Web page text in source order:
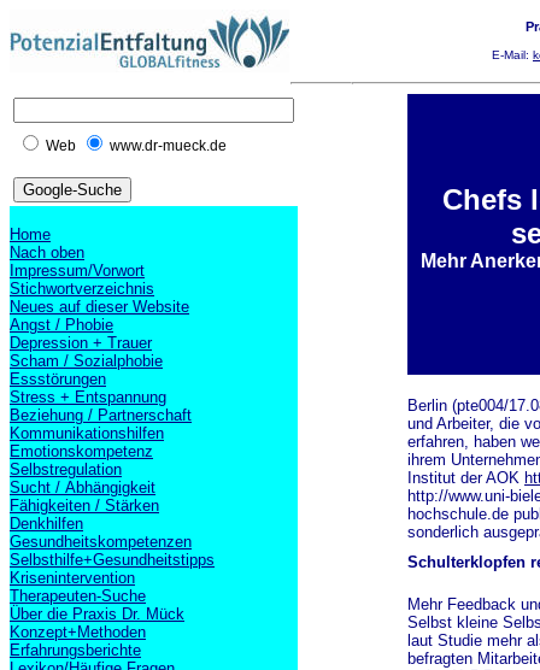
E-Mail:
Web www.dr-mueck.de
Home
Nach oben
Impressum/Vorwort
Stichwortverzeichnis
Neues auf dieser Website
Angst / Phobie
Depression + Trauer
Scham / Sozialphobie
Essstörungen
Stress + Entspannung
Beziehung / Partnerschaft
Kommunikationshilfen
Emotionskompetenz
Selbstregulation
Sucht / Abhängigkeit
Fähigkeiten / Stärken
Denkhilfen
Gesundheitskompetenzen
Selbsthilfe+Gesundheitstipps
Krisenintervention
Therapeuten-Suche
Über die Praxis Dr. Mück
Konzept+Methoden
Erfahrungsberichte
Chefs
Mehr
Berlin (pte004/
und Arbeiter, die
erfahren, haben
ihrem
Institut der AOK
http://www.uni-
hochschule.de
sonderlich
Schulterklopfen
Mehr Feedback
Selbst kleine
laut Studie mehr
befragten